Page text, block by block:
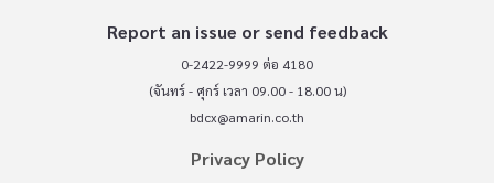
Report an issue or send feedback
0-2422-9999 ต่อ 4180
(จันทร์ - ศุกร์ เวลา 09.00 - 18.00 น)
bdcx@amarin.co.th
Privacy Policy